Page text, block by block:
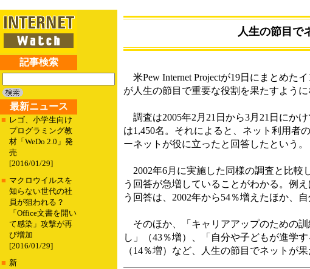
記事検索
最新ニュース
■ レゴ、小学生向け
プログラミング教
材「WeDo 2.0」発
売
[2016/01/29]
■ マクロウイルスを
知らない世代の社
員が狙われる？
「Office文書を開い
て感染」攻撃が再
び増加
[2016/01/29]
■ 新
人生の節目で
米Pew Internet Projectが19日にまとめた
が人生の節目で重要な役割を果たすよう
調査は2005年2月21日から3月21日にか
は1,450名。それによると、ネット利用者
ーネットが役に立ったと回答したという。
2002年6月に実施した同様の調査と比較
う回答が急増していることがわかる。例
う回答は、2002年から54％増えたほか、
そのほか、「キャリアアップのための
し」（43％増）、「自分や子どもが進学
（14％増）など、人生の節目でネットが